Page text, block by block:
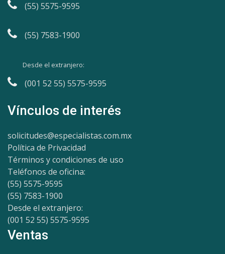
(55) 5575-9595
(55) 7583-1900
Desde el extranjero:
(001 52 55) 5575-9595
Vínculos de interés
solicitudes@especialistas.com.mx
Política de Privacidad
Términos y condiciones de uso
Teléfonos de oficina:
(55) 5575-9595
(55) 7583-1900
Desde el extranjero:
(001 52 55) 5575-9595
Ventas